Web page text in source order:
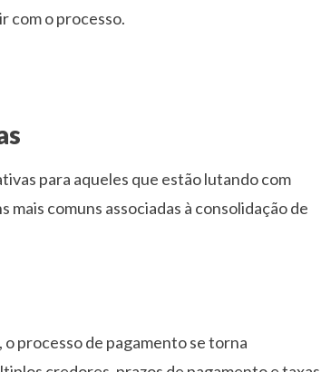
com o processo.
para aqueles que estão lutando com
comuns associadas à consolidação de
processo de pagamento se torna